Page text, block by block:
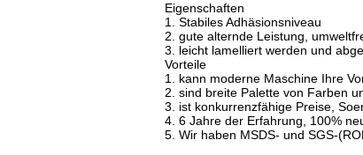
Eigenschaften
1. Stabiles Adhäsionsniveau
2. gute alternde Leistung,
3. leicht lamelliert werden und
Vorteile
1. kann moderne Maschine Ihre
2. sind breite Palette von Farben
3. ist konkurrenzfähige Preise,
4. 6 Jahre der Erfahrung, 100%
5. Wir haben MSDS- und SGS-